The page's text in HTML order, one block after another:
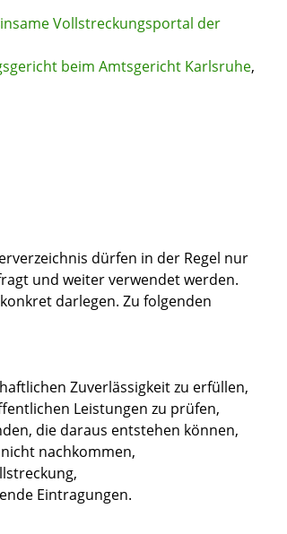
Vollstreckungsportal der
beim Amtsgericht Karlsruhe,
dürfen in der Regel nur
und weiter verwendet werden.
darlegen. Zu folgenden
Zuverlässigkeit zu erfüllen,
Leistungen zu prüfen,
die daraus entstehen können,
nachkommen,
Eintragungen.